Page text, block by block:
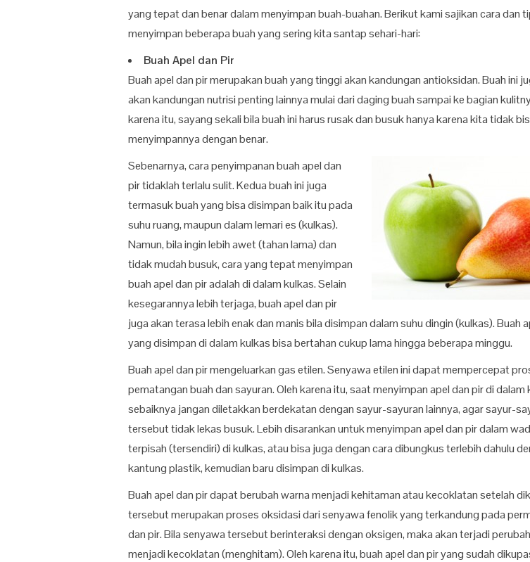
yang tepat dan benar dalam menyimpan buah-buahan. Berikut kami sajikan cara dan
menyimpan beberapa buah yang sering kita santap sehari-hari:
Buah Apel dan Pir
Buah apel dan pir merupakan buah yang tinggi akan kandungan antioksidan. Buah ini
akan kandungan nutrisi penting lainnya mulai dari daging buah sampai ke bagian
karena itu, sayang sekali bila buah ini harus rusak dan busuk hanya karena kita tidak
menyimpannya dengan benar.
Sebenarnya, cara penyimpanan buah apel dan
pir tidaklah terlalu sulit. Kedua buah ini juga
termasuk buah yang bisa disimpan baik itu pada
suhu ruang, maupun dalam lemari es (kulkas).
Namun, bila ingin lebih awet (tahan lama) dan
tidak mudah busuk, cara yang tepat menyimpan
buah apel dan pir adalah di dalam kulkas. Selain
kesegarannya lebih terjaga, buah apel dan pir
juga akan terasa lebih enak dan manis bila disimpan dalam suhu dingin (kulkas). Buah
yang disimpan di dalam kulkas bisa bertahan cukup lama hingga beberapa minggu.
Buah apel dan pir mengeluarkan gas etilen. Senyawa etilen ini dapat mempercepat
pematangan buah dan sayuran. Oleh karena itu, saat menyimpan apel dan pir di dalam
sebaiknya jangan diletakkan berdekatan dengan sayur-sayuran lainnya, agar sayur-
tersebut tidak lekas busuk. Lebih disarankan untuk menyimpan apel dan pir dalam
terpisah (tersendiri) di kulkas, atau bisa juga dengan cara dibungkus terlebih dahulu
kantung plastik, kemudian baru disimpan di kulkas.
Buah apel dan pir dapat berubah warna menjadi kehitaman atau kecoklatan setelah
tersebut merupakan proses oksidasi dari senyawa fenolik yang terkandung pada
dan pir. Bila senyawa tersebut berinteraksi dengan oksigen, maka akan terjadi
menjadi kecoklatan (menghitam). Oleh karena itu, buah apel dan pir yang sudah